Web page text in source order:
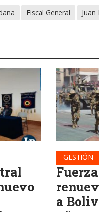
Fiscal General Juan
GESTIÓN
a